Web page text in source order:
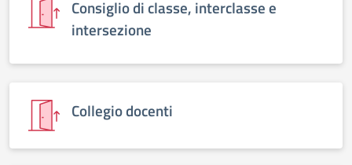
Consiglio di classe, interclasse e
intersezione
Collegio docenti